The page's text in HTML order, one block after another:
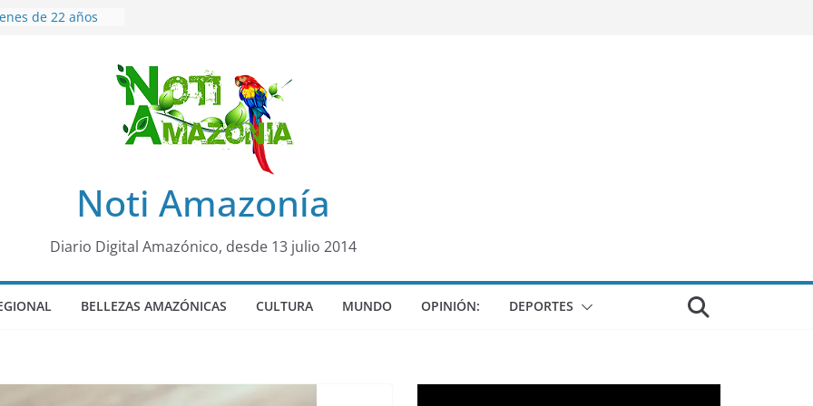
de 22 años
nueva reina por
de dormir mal en
Noti Amazonía
Diario Digital Amazónico, desde 13 julio 2014
BELLEZAS AMAZÓNICAS CULTURA MUNDO OPINIÓN: DEPORTES